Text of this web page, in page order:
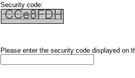
Security code:
Please enter the security code displayed on